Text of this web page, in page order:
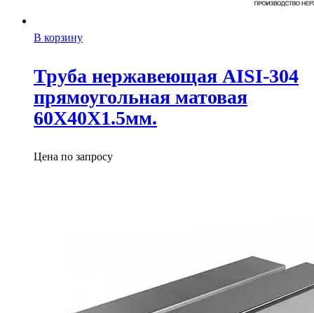
В корзину
Труба нержавеющая AISI-304
прямоугольная матовая
60X40X1.5мм.
Цена по запросу